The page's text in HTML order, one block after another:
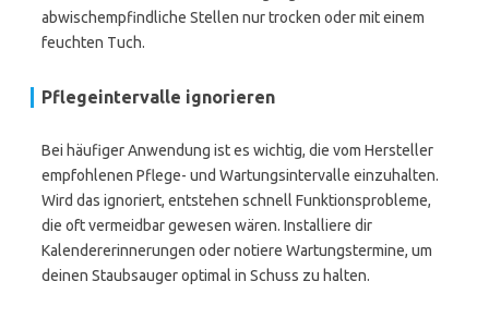
abwischempfindliche Stellen nur trocken oder mit einem
feuchten Tuch.
Pflegeintervalle ignorieren
Bei häufiger Anwendung ist es wichtig, die vom Hersteller
empfohlenen Pflege- und Wartungsintervalle einzuhalten.
Wird das ignoriert, entstehen schnell Funktionsprobleme,
die oft vermeidbar gewesen wären. Installiere dir
Kalendererinnerungen oder notiere Wartungstermine, um
deinen Staubsauger optimal in Schuss zu halten.